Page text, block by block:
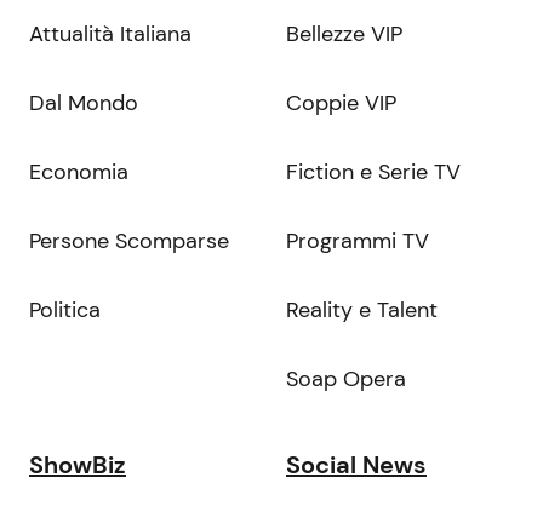
Attualità Italiana
Dal Mondo
Economia
Persone Scomparse
Politica
Bellezze VIP
Coppie VIP
Fiction e Serie TV
Programmi TV
Reality e Talent
Soap Opera
ShowBiz Social News